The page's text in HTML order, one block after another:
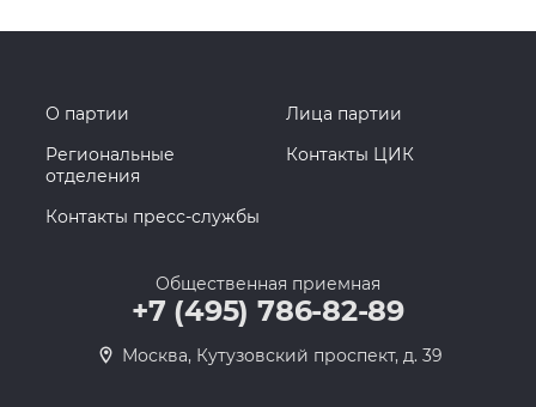
О партии
Лица партии
Региональные
отделения
Контакты ЦИК
Контакты пресс-службы
Общественная приемная
+7 (495) 786-82-89
Москва, Кутузовский проспект, д. 39